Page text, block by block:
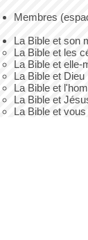
Membres
La Bible et son
La Bible et les
La Bible et elle-
La Bible et Dieu
La Bible et
La Bible et
La Bible et vous